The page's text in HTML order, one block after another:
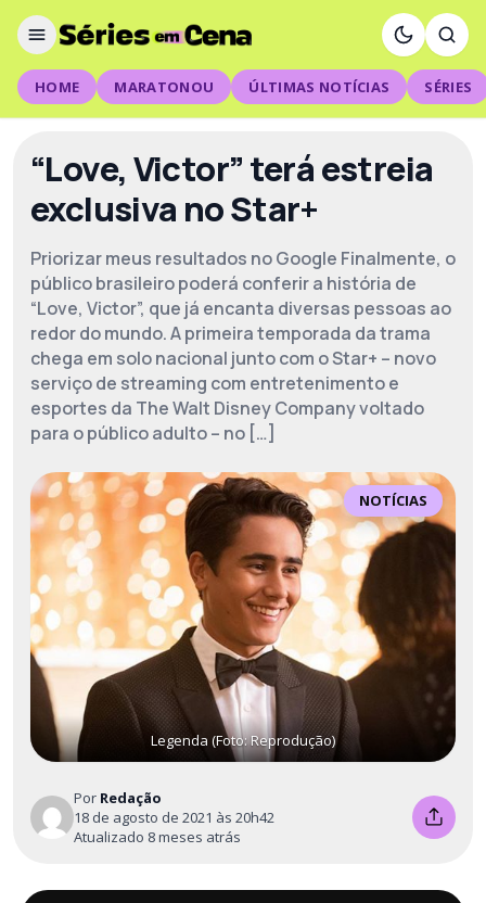
HOME MARATONOU ÚLTIMAS NOTÍCIAS SÉRIES
“Love, Victor” terá estreia
exclusiva no Star+
Priorizar meus resultados no Google Finalmente, o
público brasileiro poderá conferir a história de
“Love, Victor”, que já encanta diversas pessoas ao
redor do mundo. A primeira temporada da trama
chega em solo nacional junto com o Star+ – novo
serviço de streaming com entretenimento e
esportes da The Walt Disney Company voltado
para o público adulto – no […]
NOTÍCIAS
Legenda (Foto: Reprodução)
Por Redação
18 de agosto de 2021 às 20h42
Atualizado 8 meses atrás